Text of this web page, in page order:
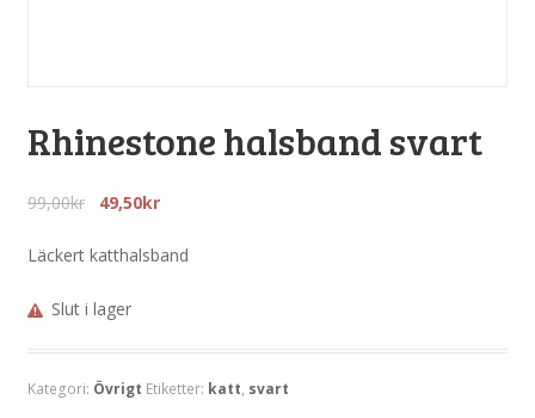
Rhinestone halsband svart
99,00kr
Det
priset
99,00kr.
49,50krDet
priset
Läckert katthalsband
Slut i lager
Kategori: Övrigt Etiketter: katt, svart